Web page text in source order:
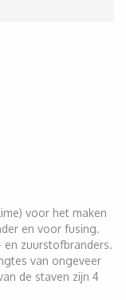
voor het maken
en voor fusing.
zuurstofbranders.
van ongeveer
de staven zijn 4